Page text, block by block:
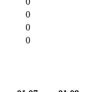
0
0
0